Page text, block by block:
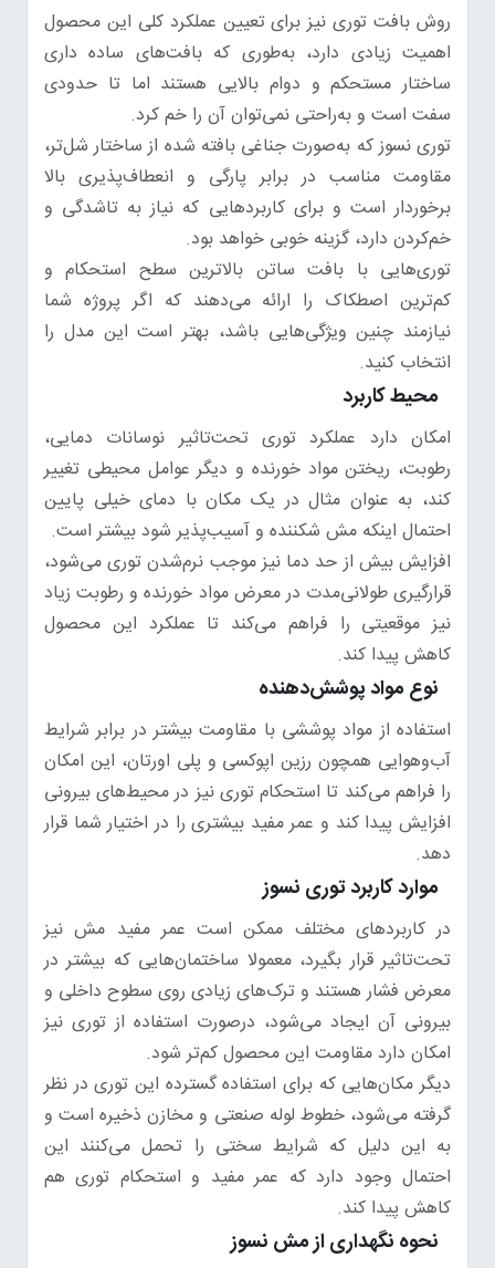
روش بافت توری نیز برای تعیین عملکرد کلی این محصول
اهمیت زیادی دارد، به‌طوری که بافت‌های ساده داری
ساختار مستحکم و دوام بالایی هستند اما تا حدودی
سفت است و به‌راحتی نمی‌توان آن را خم کرد.
توری نسوز که به‌صورت جناغی بافته شده از ساختار شل‌تر،
مقاومت مناسب در برابر پارگی و انعطاف‌پذیری بالا
برخوردار است و برای کاربردهایی که نیاز به تاشدگی و
خم‌کردن دارد، گزینه خوبی خواهد بود.
توری‌هایی با بافت ساتن بالاترین سطح استحکام و
کم‌ترین اصطکاک را ارائه می‌دهند که اگر پروژه شما
نیازمند چنین ویژگی‌هایی باشد، بهتر است این مدل را
انتخاب کنید.
محیط کاربرد
امکان دارد عملکرد توری تحت‌تاثیر نوسانات دمایی،
رطوبت، ریختن مواد خورنده و دیگر عوامل محیطی تغییر
کند، به عنوان مثال در یک مکان با دمای خیلی پایین
احتمال اینکه مش شکننده و آسیب‌پذیر شود بیشتر است.
افزایش بیش از حد دما نیز موجب نرم‌شدن توری می‌شود،
قرارگیری طولانی‌مدت در معرض مواد خورنده و رطوبت زیاد
نیز موقعیتی را فراهم می‌کند تا عملکرد این محصول
کاهش پیدا کند.
نوع مواد پوشش‌دهنده
استفاده از مواد پوششی با مقاومت بیشتر در برابر شرایط
آب‌وهوایی همچون رزین اپوکسی و پلی اورتان، این امکان
را فراهم می‌کند تا استحکام توری نیز در محیط‌های بیرونی
افزایش پیدا کند و عمر مفید بیشتری را در اختیار شما قرار
دهد.
موارد کاربرد توری نسوز
در کاربردهای مختلف ممکن است عمر مفید مش نیز
تحت‌تاثیر قرار بگیرد، معمولا ساختمان‌هایی که بیشتر در
معرض فشار هستند و ترک‌های زیادی روی سطوح داخلی و
بیرونی آن ایجاد می‌شود، درصورت استفاده از توری نیز
امکان دارد مقاومت این محصول کم‌تر شود.
دیگر مکان‌هایی که برای استفاده گسترده این توری در نظر
گرفته می‌شود، خطوط لوله صنعتی و مخازن ذخیره است و
به این دلیل که شرایط سختی را تحمل می‌کنند این
احتمال وجود دارد که عمر مفید و استحکام توری هم
کاهش پیدا کند.
نحوه نگهداری از مش نسوز